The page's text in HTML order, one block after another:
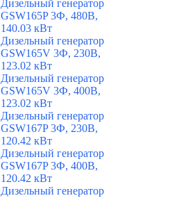
Дизельный генератор
GSW165P 3Ф, 480В,
140.03 кВт
Дизельный генератор
GSW165V 3Ф, 230В,
123.02 кВт
Дизельный генератор
GSW165V 3Ф, 400В,
123.02 кВт
Дизельный генератор
GSW167P 3Ф, 230В,
120.42 кВт
Дизельный генератор
GSW167P 3Ф, 400В,
120.42 кВт
Дизельный генератор